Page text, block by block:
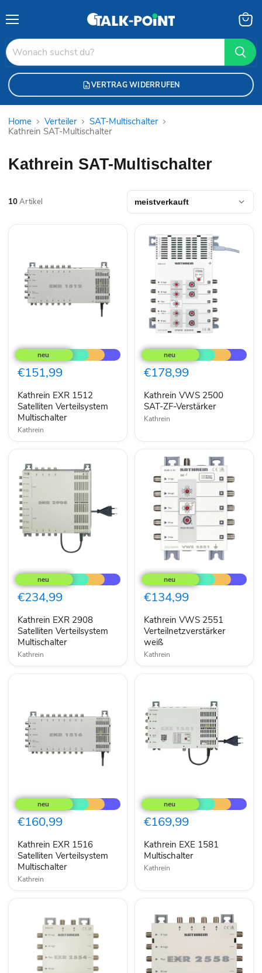
VERTRAG WIDERRUFEN
Home Verteiler
SAT-Multischalter
Kathrein SAT-Multischalter
Kathrein SAT-Multischalter
10Artikel
EXR
1512
Satelliten
Verteilsystem
€151,99
Kathrein EXR 1512
Satelliten Verteilsystem
Multischalter
Kathrein
VWS
2500
SAT-
ZF-
€178,99
Kathrein VWS 2500
SAT-ZF-Verstärker
Kathrein
EXR
2908
Satelliten
Verteilsystem
€234,99
Kathrein EXR 2908
Satelliten Verteilsystem
Multischalter
Kathrein
VWS
2551
Verteilnetzverstärker
weiß
€134,99
Kathrein VWS 2551
Verteilnetzverstärker
weiß
Kathrein
EXR
1516
Satelliten
Verteilsystem
€160,99
Kathrein EXR 1516
Satelliten Verteilsystem
Multischalter
Kathrein
EXE
1581
Multischalter
€169,99
Kathrein EXE 1581
Multischalter
Kathrein